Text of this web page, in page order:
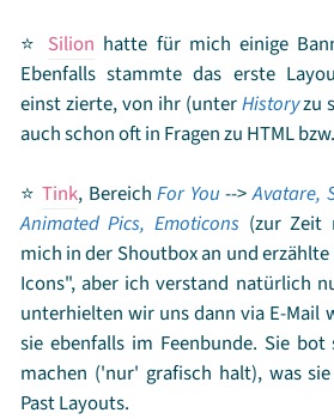
ich über eine Botox Behandlung
sich damit behandeln und ihr
aus. Sie schrieb darüber einen
Palace Reports und irgendwie
Plötzlich vernahm ich einen
dann in dem Unterarm. Die Welt
plötzlich grau, anscheinend holte
zu sich. Aufwachen! Hörte ich
einmal lag ich auf einer Wiese. Ja
das?! Wir waren vor einer Stunde
und Kriegerprüfungen
nicht fassend, wie vier
aufführen konnten.
⭐ Silion hatte für mich einige
Ebenfalls stammte das erste
einst zierte, von ihr (unterHistoryzu
auch schon oft in Fragen zu HTML
⭐ Tink, BereichFor You -->Avatare,
Animated Pics, Emoticons (zur Zeit
mich in der Shoutbox an und
Icons", aber ich verstand natürlich
unterhielten wir uns dann via E-Mail
sie ebenfalls im Feenbunde. Sie
machen ('nur' grafisch halt), was
Past Layouts.